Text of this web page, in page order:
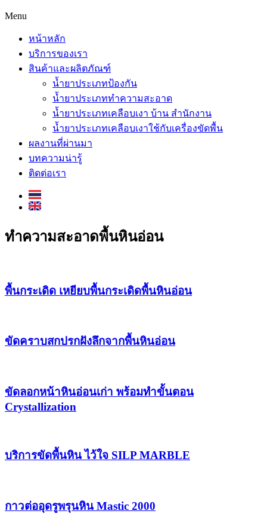
Menu
หน้าหลัก
บริการของเรา
สินค้าและผลิตภัณฑ์
น้ำยาประเภทป้องกัน
น้ำยาประเภททำความสะอาด
น้ำยาประเภทเคลือบเงา บ้าน สำนักงาน
น้ำยาประเภทเคลือบเงาใช้กับเครื่องขัดพื้น
ผลงานที่ผ่านมา
บทความน่ารู้
ติดต่อเรา
ทำความสะอาดพื้นหินอ่อน
พื้นกระเดิด เหยียบพื้นกระเดิดพื้นหินอ่อน
ขัดคราบสกปรกฝังลึกจากพื้นหินอ่อน
ขัดลอกหน้าหินอ่อนเก่า พร้อมทำขั้นตอน
Crystallization
บริการขัดพื้นหิน ไว้ใจ SILP MARBLE
กาวต่ออุดรูพรุนหิน Mastic 2000